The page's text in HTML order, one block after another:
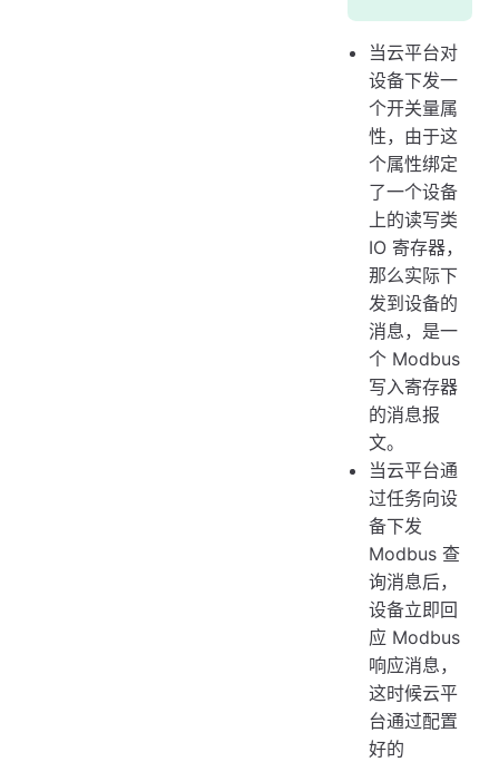
当云平台对
设备下发一
个开关量属
性，由于这
个属性绑定
了一个设备
上的读写类
IO 寄存器，
那么实际下
发到设备的
消息，是一
个 Modbus
写入寄存器
的消息报
文。
当云平台通
过任务向设
备下发
Modbus 查
询消息后，
设备立即回
应 Modbus
响应消息，
这时候云平
台通过配置
好的